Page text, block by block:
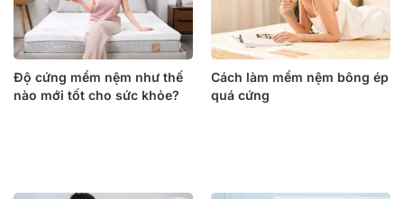
Độ cứng mềm nệm như thế
nào mới tốt cho sức khỏe?
Cách làm mềm nệm bông ép
quá cứng